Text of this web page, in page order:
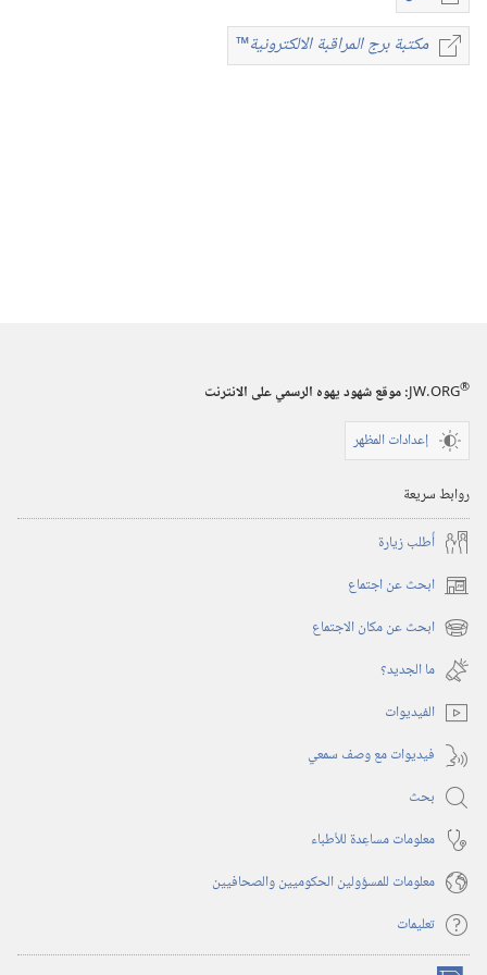
خيارات
تنزيل
الاصدارات
مكتبة برج المراقبة الالكترونية™
مكتبة
JW.ORG®
:‏ موقع شهود يهوه الرسمي على الانترنت
إعدادات المظهر
روابط سريعة
أُطلب زيارة
ابحث عن اجتماع (يفتح
نافذة ابحث عن مكان الاجتماع (يفتح
نافذة
جديدة)
ما الجديد؟‏
الفيديوات
فيديوات مع وصف سمعي
بحث
معلومات مساعِدة للأطباء
معلومات للمسؤولين الحكوميين والصحافيين
تعليمات